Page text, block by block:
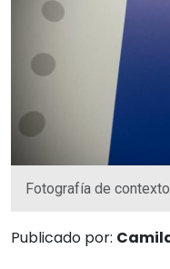
Fotografía de contexto
Publicado por: